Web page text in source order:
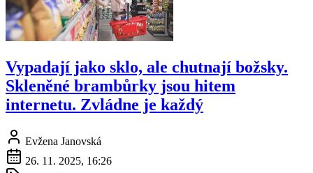
Vypadají jako sklo, ale chutnají božsky.
Skleněné brambůrky jsou hitem
internetu. Zvládne je každý
Evžena Janovská
26. 11. 2025, 16:26